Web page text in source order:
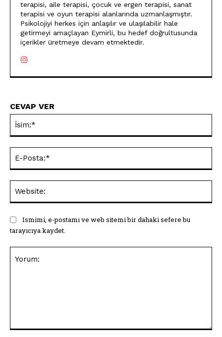
terapisi, aile terapisi, çocuk ve ergen terapisi, sanat
terapisi ve oyun terapisi alanlarında uzmanlaşmıştır.
Psikolojiyi herkes için anlaşılır ve ulaşılabilir hale
getirmeyi amaçlayan Eymirli, bu hedef doğrultusunda
içerikler üretmeye devam etmektedir.
CEVAP VER
Ismimi, e-postamı ve web sitemi bir dahaki sefere bu
tarayıcıya kaydet.